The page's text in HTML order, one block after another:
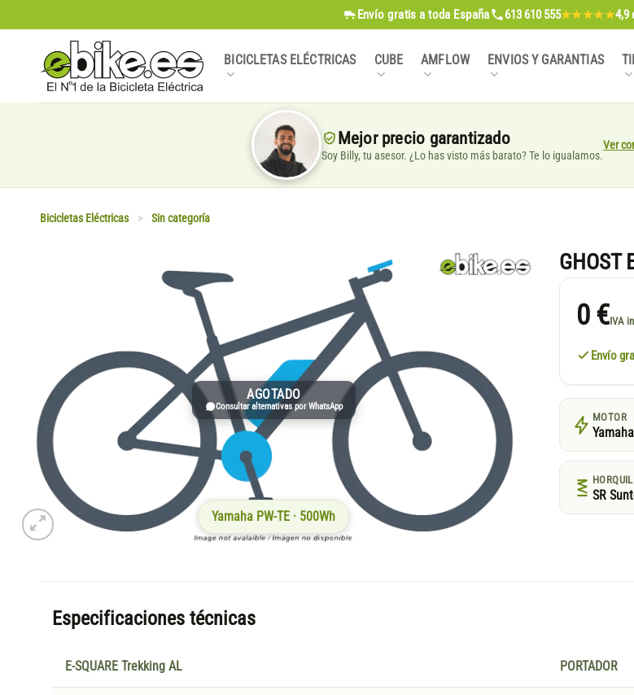
al
contenido
Envío gratis a toda España 613 610 555★★★★★4,9
BICICLETAS ELÉCTRICAS CUBE AMFLOW ENVIOS Y GARANTIAS
Mejor precio garantizado
Soy Billy, tu asesor. ¿Lo has visto más barato? Te lo igualamos.
Ver
Bicicletas Eléctricas > Sin categoría
AGOTADO
Consultar alternativas por WhatsApp
Yamaha PW-TE · 500Wh
GHOST
0 €IVA
Envío
MOTOR
SR
Especificaciones técnicas
E-SQUARE Trekking AL PORTADOR